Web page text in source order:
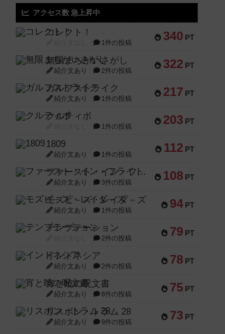
アクセス数 急上昇中
340 PT
コレクト！
1件の投稿
322 PT
無限まちがいさがし
紹介文あり 2件の投稿
217 PT
ガルフストライク
紹介文あり 1件の投稿
203 PT
クルティボ
1件の投稿
112 PT
1809
紹介文あり 1件の投稿
108 PT
ファースト・イン・フライト
紹介文あり 3件の投稿
94 PT
モズビ－ズ・レイダ－ズ
紹介文あり 1件の投稿
79 PT
テンプテーション
2件の投稿
78 PT
インドネシア
紹介文あり 2件の投稿
75 PT
宵と暁の呪文書
紹介文あり 8件の投稿
73 PT
リスボン・トラム 28
紹介文あり 9件の投稿